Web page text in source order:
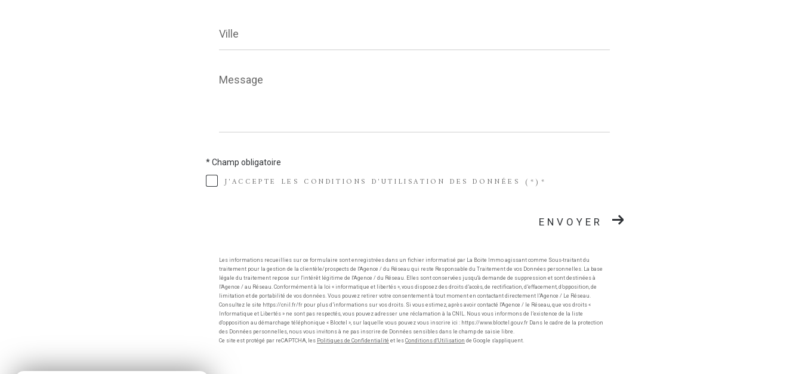
Message
*
J'ACCEPTE LES CONDITIONS D'UTILISATION DES DONNÉES (*)*
* Champ obligatoire
ENVOYER
Les informations recueillies sur ce formulaire sont enregistrées dans un fichier informatisé par La Boite Immo agissant comme Sous-traitant du
traitement pour la gestion de la clientèle/prospects de l'Agence / du Réseau qui reste Responsable du Traitement de vos Données personnelles. La base
légale du traitement repose sur l'intérêt légitime de l'Agence / du Réseau. Elles sont conservées jusqu'à demande de suppression et sont destinées à
l'Agence / au Réseau. Conformément à la loi « informatique et libertés », vous disposez des droits d’accès, de rectification, d’effacement, d’opposition, de
limitation et de portabilité de vos données. Vous pouvez retirer votre consentement à tout moment en contactant directement l’Agence / Le Réseau.
Consultez le site https://cnil.fr/fr pour plus d’informations sur vos droits. Si vous estimez, après avoir contacté l'Agence / le Réseau, que vos droits «
Informatique et Libertés » ne sont pas respectés, vous pouvez adresser une réclamation à la CNIL. Nous vous informons de l’existence de la liste
d'opposition au démarchage téléphonique « Bloctel », sur laquelle vous pouvez vous inscrire ici : https://www.bloctel.gouv.fr Dans le cadre de la protection
des Données personnelles, nous vous invitons à ne pas inscrire de Données sensibles dans le champ de saisie libre.
Ce site est protégé par reCAPTCHA, les Politiques de Confidentialité et les Conditions d'Utilisation de Google s'appliquent.